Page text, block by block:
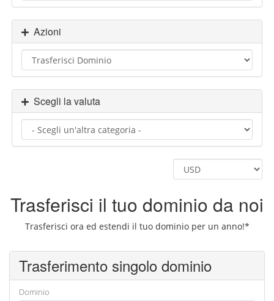
Azioni
Scegli la valuta
Trasferisci il tuo dominio da noi
Trasferisci ora ed estendi il tuo dominio per un anno!*
Trasferimento singolo dominio
Dominio